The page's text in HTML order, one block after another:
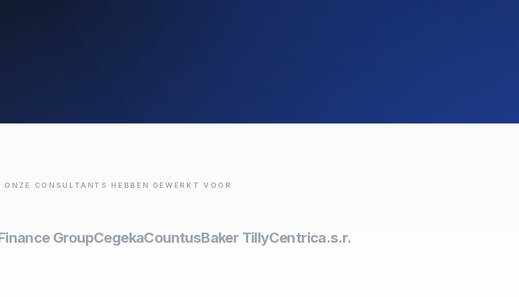
ONZE CONSULTANTS HEBBEN GEWERKT VOOR
GroupCegekaCountusBaker TillyCentrica.s.r.